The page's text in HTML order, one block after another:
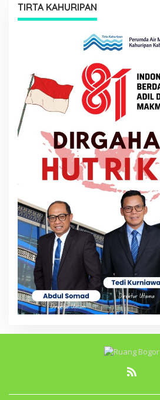
TIRTA KAHURIPAN